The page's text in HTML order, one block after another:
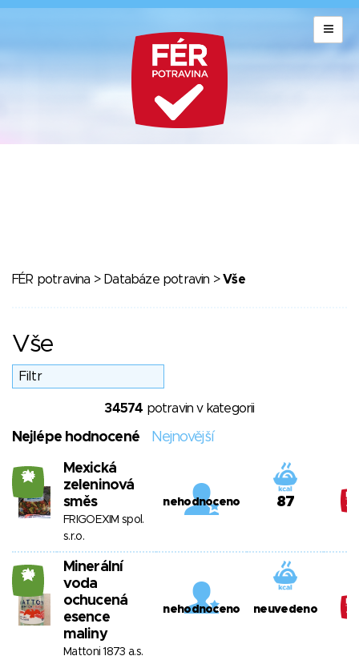
FÉR potravina > Databáze potravin >Vše
Vše
34574 potravin v kategorii
Nejlépe hodnocené Nejnovější
24
Mexická
zeleninová
směs
FRIGOEXIM spol.
s.r.o.
nehodnoceno 87
24
Minerální
voda
ochucená
esence
maliny
Mattoni 1873 a.s.
nehodnoceno neuvedeno